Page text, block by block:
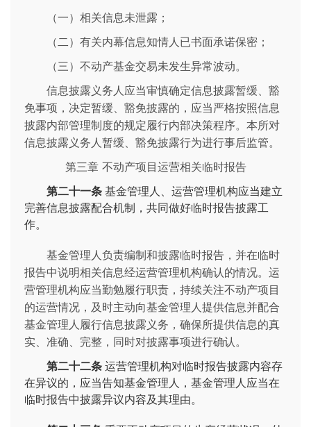
（一）相关信息未泄露；
（二）有关内幕信息知情人已书面承诺保密；
（三）不动产基金交易未发生异常波动。
信息披露义务人应当审慎确定信息披露暂缓、豁
免事项，决定暂缓、豁免披露的，应当严格按照信息
披露内部管理制度的规定履行内部决策程序。本所对
信息披露义务人暂缓、豁免披露行为进行事后监管。
第三章 不动产项目运营相关临时报告
第二十一条 基金管理人、运营管理机构应当建立
完善信息披露配合机制，共同做好临时报告披露工
作。
基金管理人负责编制和披露临时报告，并在临时
报告中说明相关信息经运营管理机构确认的情况。运
营管理机构应当勤勉履行职责，持续关注不动产项目
的运营情况，及时主动向基金管理人提供信息并配合
基金管理人履行信息披露义务，确保所提供信息的真
实、准确、完整，同时对披露事项进行确认。
第二十二条 运营管理机构对临时报告披露内容存
在异议的，应当告知基金管理人，基金管理人应当在
临时报告中披露异议内容及其理由。